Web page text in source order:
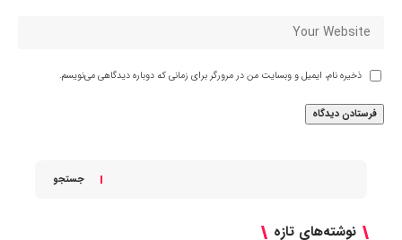
ذخیره نام، ایمیل و وبسایت من در مرورگر برای زمانی که دوباره دیدگاهی می‌نویسم.
جستجو
نوشته‌های تازه